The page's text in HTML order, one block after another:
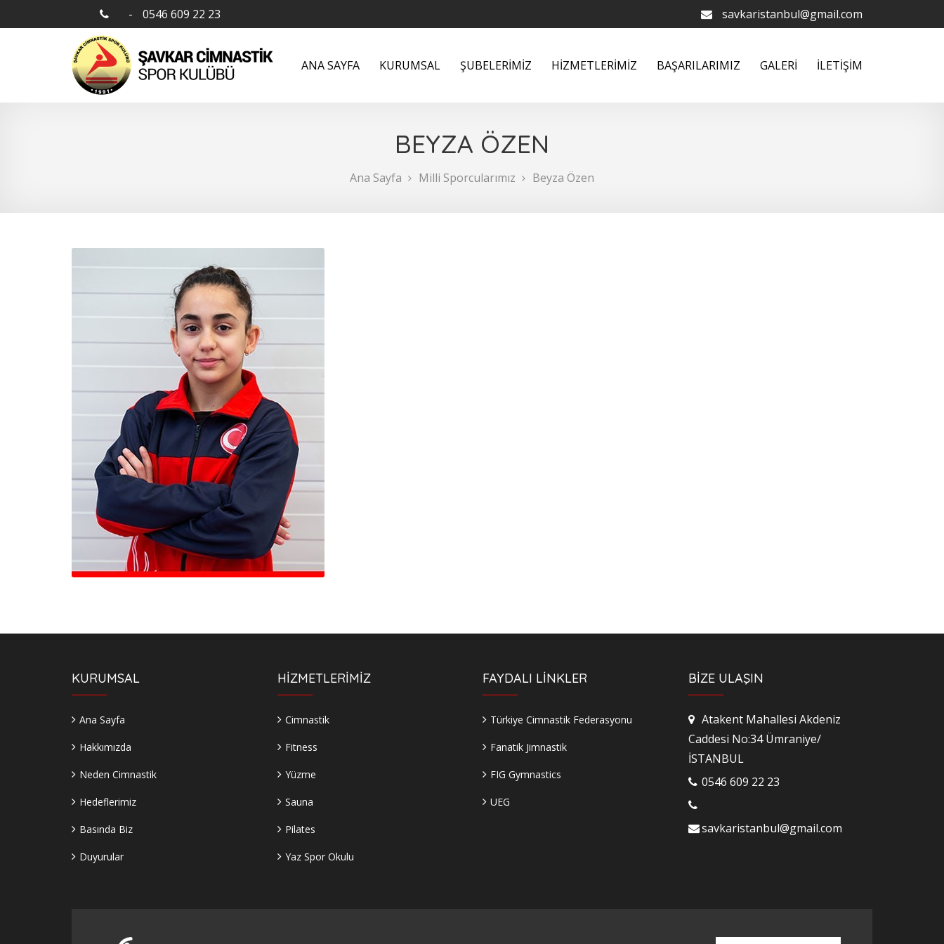
- 0546 609 22 23 savkaristanbul@gmail.com
ANA SAYFA KURUMSAL ŞUBELERİMİZ HİZMETLERİMİZ BAŞARILARIMIZ GALERİ İLETİŞİM
BEYZA ÖZEN
Ana Sayfa Milli Sporcularımız Beyza Özen
KURUMSAL
Ana Sayfa
Hakkımızda
Neden Cimnastik
Hedeflerimiz
Basında Biz
Duyurular
HİZMETLERİMİZ
Cimnastik
Fitness
Yüzme
Sauna
Pilates
Yaz Spor Okulu
FAYDALI LİNKLER
Türkiye Cimnastik Federasyonu
Fanatik Jimnastik
FIG Gymnastics
UEG
BİZE ULAŞIN
Atakent Mahallesi Akdeniz
Caddesi No:34 Ümraniye/
İSTANBUL
0546 609 22 23
savkaristanbul@gmail.com